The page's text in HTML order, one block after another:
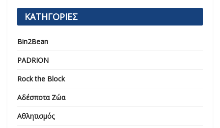
ΚΑΤΗΓΟΡΙΕΣ
Bin2Bean
PADRION
Rock the Block
Αδέσποτα Ζώα
Αθλητισμός